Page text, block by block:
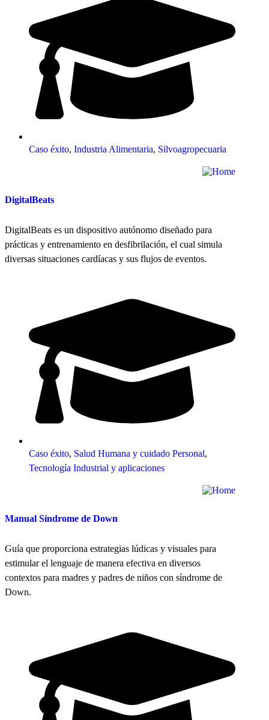
Caso éxito, Industria Alimentaria, Silvoagropecuaria
DigitalBeats
DigitalBeats es un dispositivo autónomo diseñado para
prácticas y entrenamiento en desfibrilación, el cual simula
diversas situaciones cardíacas y sus flujos de eventos.
Caso éxito, Salud Humana y cuidado Personal,
Tecnología Industrial y aplicaciones
Manual Síndrome de Down
Guía que proporciona estrategias lúdicas y visuales para
estimular el lenguaje de manera efectiva en diversos
contextos para madres y padres de niños con síndrome de
Down.